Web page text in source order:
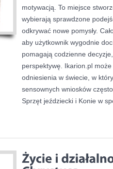
motywacją. To miejsce
wybierają sprawdzone
odkrywać nowe pomysły.
aby użytkownik wygodnie
pomagają codzienne
perspektywę. Ikarion.pl
odniesienia w świecie, w
sensownych wniosków
Sprzęt jeździecki i Konie w